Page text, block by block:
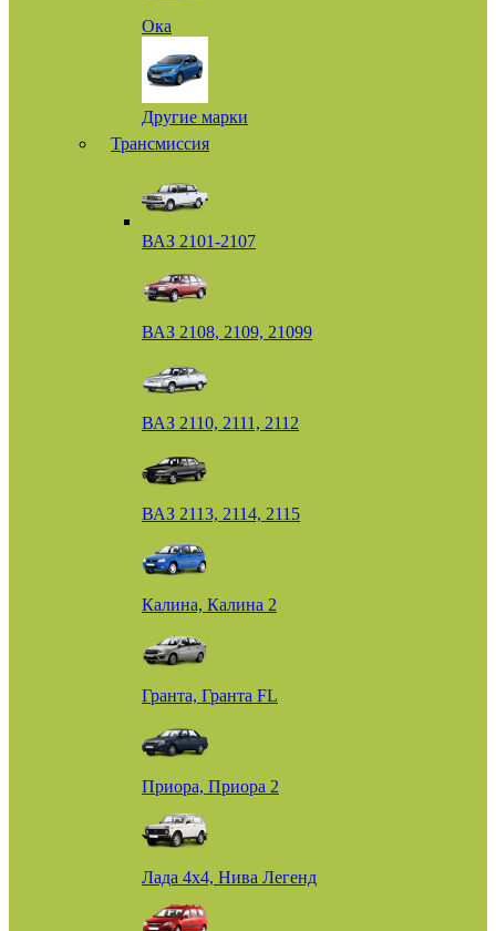
Ока
Другие марки
Трансмиссия
ВАЗ 2101-2107
ВАЗ 2108, 2109, 21099
ВАЗ 2110, 2111, 2112
ВАЗ 2113, 2114, 2115
Калина, Калина 2
Гранта, Гранта FL
Приора, Приора 2
Лада 4х4, Нива Легенд